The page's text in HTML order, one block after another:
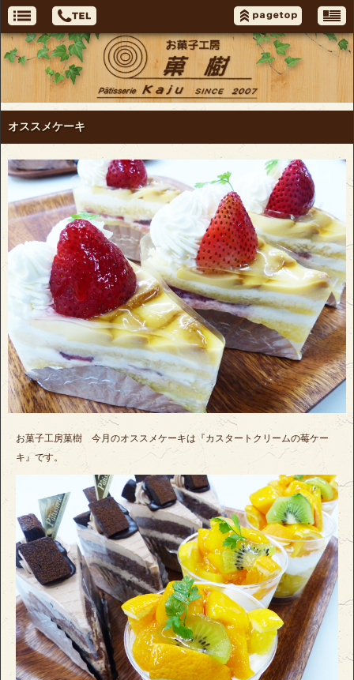
オススメケーキ
お菓子工房菓樹 今月のオススメケーキは『カスタートクリームの莓ケー
キ』です。